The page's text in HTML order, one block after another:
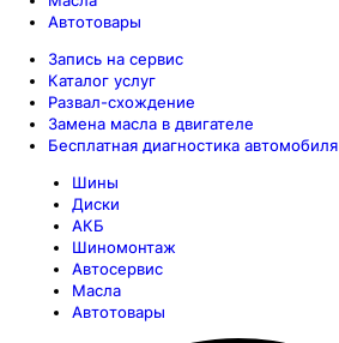
Автотовары
Запись на сервис
Каталог услуг
Развал-схождение
Замена масла в двигателе
Бесплатная диагностика автомобиля
Шины
Диски
АКБ
Шиномонтаж
Автосервис
Масла
Автотовары